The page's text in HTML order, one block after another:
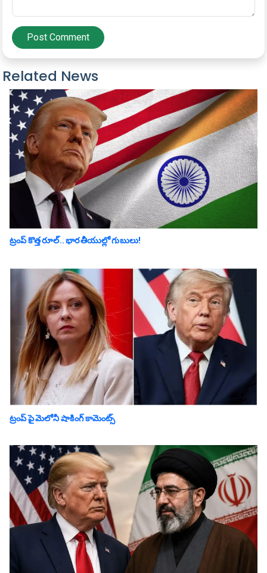
Post Comment
Related News
ట్రంప్ కొత్త రూల్.. భారతీయుల్లో గుబులు!
ట్రంప్ పై మెలోనీ షాకింగ్ కామెంట్స్